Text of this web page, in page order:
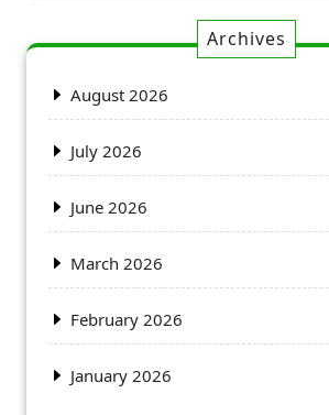
Archives
August 2026
July 2026
June 2026
March 2026
February 2026
January 2026